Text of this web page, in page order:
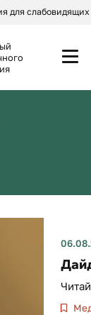
для слабовидящих